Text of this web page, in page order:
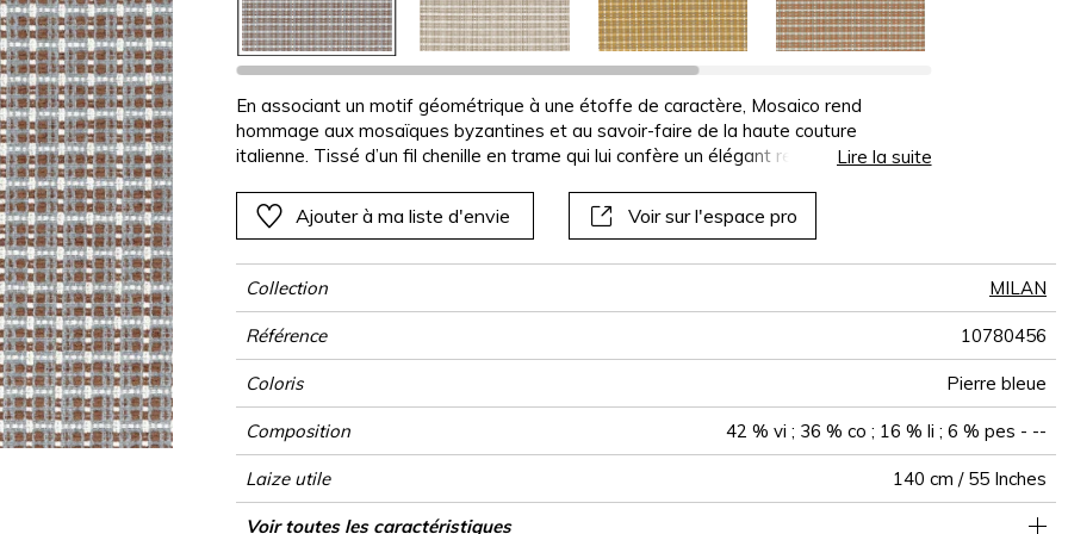
Rose
Rouge
Vert
Violet
Rouge
Violet
Rouge
Violet
Végétal
Rouge
Violet
Végétal
En associant un motif géométrique à une étoffe de caractère, Mosaico rend
hommage aux mosaïques byzantines et au savoir-faire de la haute couture
italienne. Tissé d’un fil chenille en trame qui lui confère un élégant relief et un effet
répétées. Fabriqué en Italie, il est destiné à la confection de sièges.
Lire la suite
Ajouter à ma liste d'envie Voir sur l'espace pro
Collection MILAN
Référence 10780456
Coloris Pierre bleue
Composition 42 % vi ; 36 % co ; 16 % li ; 6 % pes - --
Laize utile 140 cm / 55 Inches
Raccord Raccord droit
Test Martindale 40000
Usage martindale
Siège à usage intensif : >40,000 cycles (Martindale) et/ou >30,000
Wyzenbeek 100000
Poids g/m² 544
Performance Accoustique aw - 0.15
Usage
Entretien
Pays d'origine Italie
Rapport Horizontal 1 cm / 0 Inches
Rapport Vertical 2 cm / 1 Inches
Caractéristiques Outdoor
Voir toutes les caractéristiques